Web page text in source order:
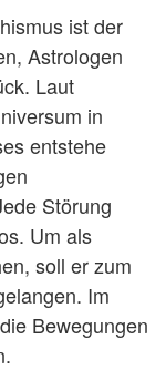
ist der
Astrologen
Laut
in
entstehe
Störung
Um als
soll er zum
Im
Bewegungen